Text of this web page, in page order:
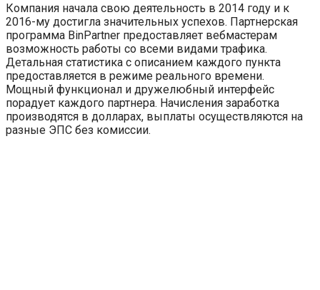
Компания начала свою деятельность в 2014 году и к
2016-му достигла значительных успехов. Партнерская
программа BinPartner предоставляет вебмастерам
возможность работы со всеми видами трафика.
Детальная статистика с описанием каждого пункта
предоставляется в режиме реального времени.
Мощный функционал и дружелюбный интерфейс
порадует каждого партнера. Начисления заработка
производятся в долларах, выплаты осуществляются на
разные ЭПС без комиссии.